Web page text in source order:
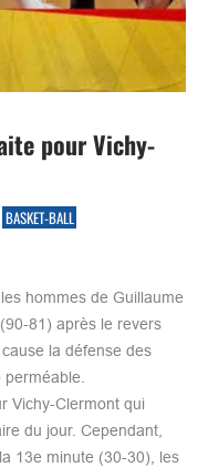
pour Vichy-
BASKET-BALL
hommes de Guillaume
81) après le revers
la défense des
Vichy-Clermont qui
du jour. Cependant,
13e minute (30-30), les